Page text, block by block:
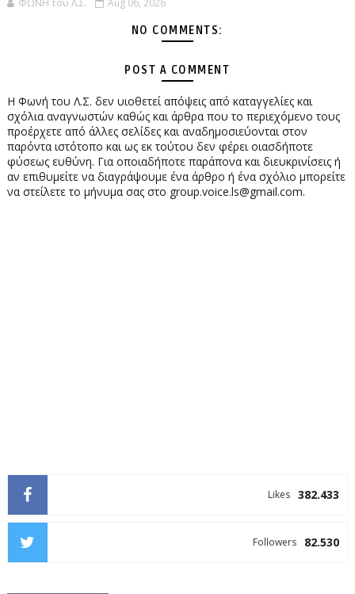
NO COMMENTS:
POST A COMMENT
Η Φωνή του Λ.Σ. δεν υιοθετεί απόψεις από καταγγελίες και
σχόλια αναγνωστών καθώς και άρθρα που το περιεχόμενο τους
προέρχετε από άλλες σελίδες και αναδημοσιεύονται στον
παρόντα ιστότοπο και ως εκ τούτου δεν φέρει οιασδήποτε
φύσεως ευθύνη. Για οποιαδήποτε παράπονα και διευκρινίσεις ή
αν επιθυμείτε να διαγράψουμε ένα άρθρο ή ένα σχόλιο μπορείτε
να στείλετε το μήνυμα σας στο group.voice.ls@gmail.com.
382.433
Likes
82.530
Followers